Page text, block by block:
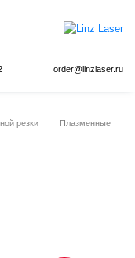
order@linzlaser.ru
резки
Плазменные